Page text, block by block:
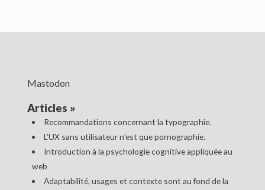
Mastodon
Articles »
Recommandations concernant la typographie.
L’UX sans utilisateur n’est que pornographie.
Introduction à la psychologie cognitive appliquée au
web
Adaptabilité, usages et contexte sont au fond de la